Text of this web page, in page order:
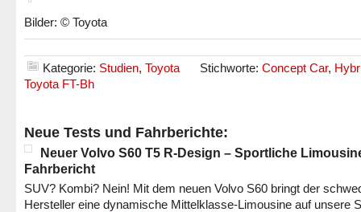
Bilder: © Toyota
Kategorie: Studien, Toyota Stichworte: Concept Car,
Toyota FT-Bh
Neue Tests und Fahrberichte:
Neuer Volvo S60 T5 R-Design – Sportliche
Fahrbericht
SUV? Kombi? Nein! Mit dem neuen Volvo S60 bringt der
Hersteller eine dynamische Mittelklasse-Limousine auf unsere